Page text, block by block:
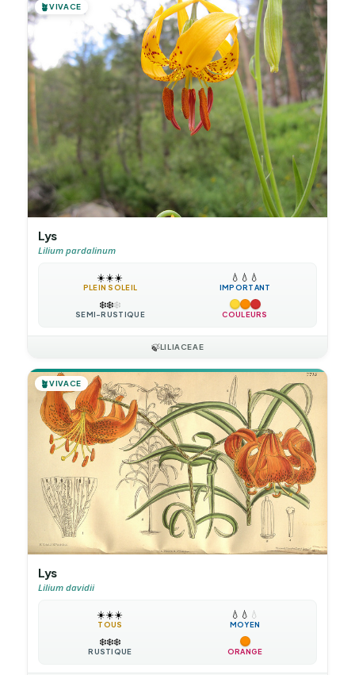
🪴VIVACE
Lys
Lilium pardalinum
☀️☀️☀️
PLEIN SOLEIL
💧 💧 💧
IMPORTANT
❄️❄️❄️
SEMI-RUSTIQUE COULEURS
🍃LILIACEAE
🪴VIVACE
Lys
Lilium davidii
☀️☀️☀️
TOUS
💧 💧 💧
MOYEN
❄️❄️❄️
RUSTIQUE ORANGE